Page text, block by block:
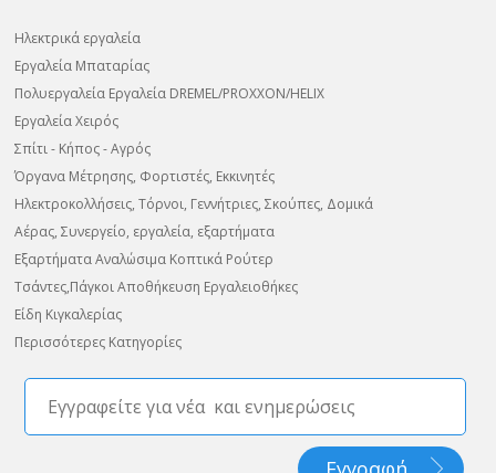
Ηλεκτρικά εργαλεία
Εργαλεία Μπαταρίας
Πολυεργαλεία Εργαλεία DREMEL/PROXXON/HELIX
Εργαλεία Χειρός
Σπίτι - Κήπος - Αγρός
Όργανα Μέτρησης, Φορτιστές, Εκκινητές
Ηλεκτροκολλήσεις, Τόρνοι, Γεννήτριες, Σκούπες, Δομικά
Αέρας, Συνεργείο, εργαλεία, εξαρτήματα
Εξαρτήματα Αναλώσιμα Κοπτικά Ρούτερ
Τσάντες,Πάγκοι Αποθήκευση Εργαλειοθήκες
Είδη Κιγκαλερίας
Περισσότερες Κατηγορίες